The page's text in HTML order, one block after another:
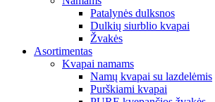
Patalynės dulksnos
Dulkių siurblio kvapai
Žvakės
Asortimentas
Kvapai namams
Namų kvapai su lazdelėmis
Purškiami kvapai